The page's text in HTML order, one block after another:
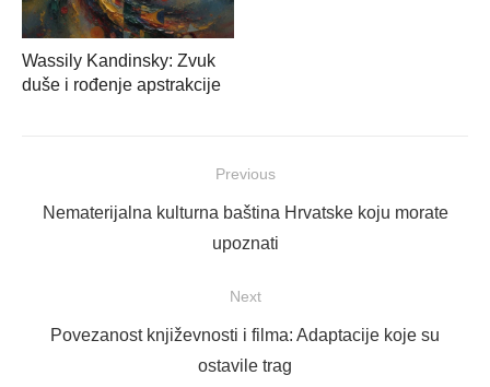
Wassily Kandinsky: Zvuk
duše i rođenje apstrakcije
objava
Previous
Previous
Nematerijalna kulturna baština Hrvatske koju morate
upoznati
Next
NextPovezanost književnosti i filma: Adaptacije koje su
ostavile trag